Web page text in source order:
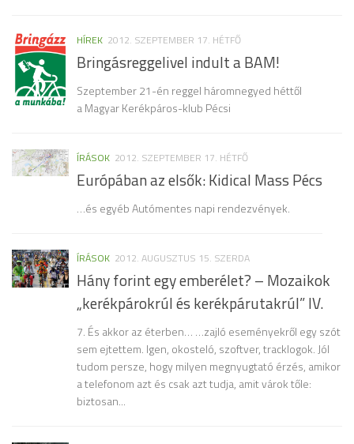
HÍREK 2012. SZEPTEMBER 17. HÉTFŐ
Bringásreggelivel indult a BAM!
Szeptember 21-én reggel háromnegyed héttől
a Magyar Kerékpáros-klub Pécsi
ÍRÁSOK 2012. SZEPTEMBER 17. HÉTFŐ
Európában az elsők: Kidical Mass Pécs
…és egyéb Autómentes napi rendezvények.
ÍRÁSOK 2012. AUGUSZTUS 15. SZERDA
Hány forint egy emberélet? – Mozaikok
„kerékpárokrúl és kerékpárutakrúl” IV.
7. És akkor az éterben… …zajló eseményekről egy szót
sem ejtettem. Igen, okosteló, szoftver, tracklogok. Jól
tudom persze, hogy milyen megnyugtató érzés, amikor
a telefonom azt és csak azt tudja, amit várok tőle:
biztosan...